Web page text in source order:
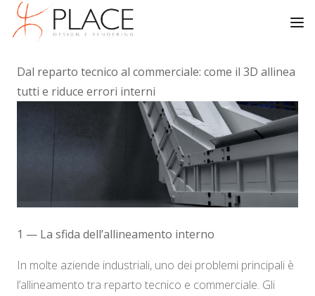
Dal reparto tecnico al commerciale: come il 3D allinea
tutti e riduce errori interni
1 — La sfida dell’allineamento interno
In molte aziende industriali, uno dei problemi principali è
l’allineamento tra reparto tecnico e commerciale. Gli